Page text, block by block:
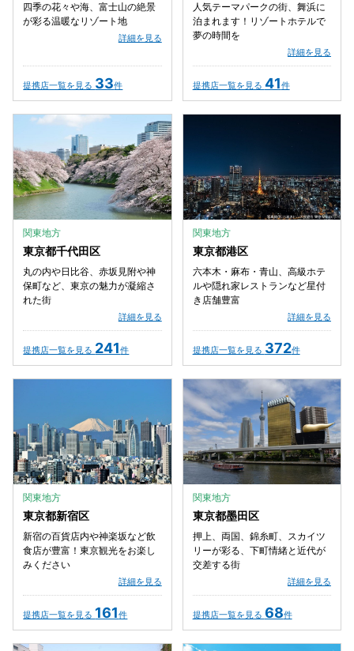
四季の花々や海、富士山の絶景
が彩る温暖なリゾート地
詳細を見る
提携店一覧を見る 33件
人気テーマパークの街、舞浜に
泊まれます！リゾートホテルで
夢の時間を
詳細を見る
提携店一覧を見る 41件
関東地方
東京都千代田区
丸の内や日比谷、赤坂見附や神
保町など、東京の魅力が凝縮さ
れた街
詳細を見る
提携店一覧を見る 241件
関東地方
東京都港区
六本木・麻布・青山、高級ホテ
ルや隠れ家レストランなど星付
き店舗豊富
詳細を見る
提携店一覧を見る 372件
関東地方
東京都新宿区
新宿の百貨店内や神楽坂など飲
食店が豊富！東京観光をお楽し
みください
詳細を見る
提携店一覧を見る 161件
関東地方
東京都墨田区
押上、両国、錦糸町、スカイツ
リーが彩る、下町情緒と近代が
交差する街
詳細を見る
提携店一覧を見る 68件